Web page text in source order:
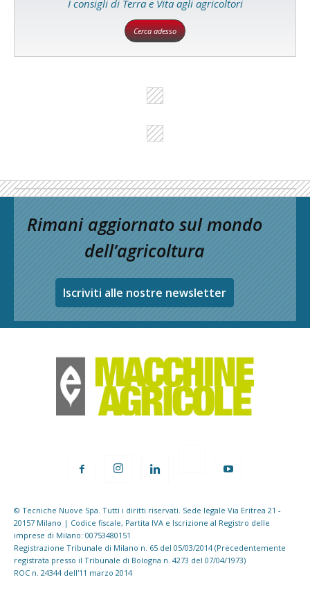
I consigli di Terra e Vita agli agricoltori
Cerca adesso
Rimani aggiornato sul mondo
dell’agricoltura
Iscriviti alle nostre newsletter
© Tecniche Nuove Spa. Tutti i diritti riservati. Sede legale Via Eritrea 21 -
20157 Milano | Codice fiscale, Partita IVA e Iscrizione al Registro delle
imprese di Milano: 00753480151
Registrazione Tribunale di Milano n. 65 del 05/03/2014 (Precedentemente
registrata presso il Tribunale di Bologna n. 4273 del 07/04/1973)
ROC n. 24344 dell'11 marzo 2014